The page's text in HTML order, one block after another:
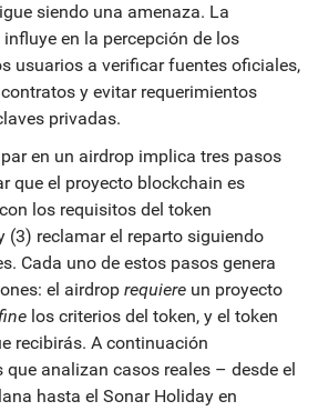
siendo una amenaza. La
en la percepción de los
usuarios a verificar fuentes oficiales,
y evitar requerimientos
privadas.
en un airdrop implica tres pasos
que el proyecto blockchain es
los requisitos del token
(3) reclamar el reparto siguiendo
Cada uno de estos pasos genera
el airdrop requiere un proyecto
los criterios del token, y el token
recibirás. A continuación
analizan casos reales – desde el
hasta el Sonar Holiday en